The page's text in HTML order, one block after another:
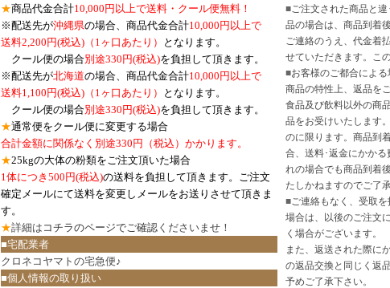
★商品代金合計10,000円以上で送料・クール便無料！
※配送先が沖縄県の場合、商品代金合計10,000円以上で
送料2,200円(税込)（1ヶ口あたり）
となります。
クール便の場合別途330円(税込)を負担して頂きます。
※配送先が北海道の場合、商品代金合計10,000円以上で
送料1,100円(税込) （1ヶ口あたり）
となります。
クール便の場合別途330円(税込)を負担して頂きます。
★通常便をクール便に変更する場合
合計金額に関係なく別途330円（税込）かかります。
★25kgの大体の粉類をご注文頂いた場合
1体につき500円(税込)の送料を負担して頂きます。ご注文
確定メールにて送料を変更しメールをお送りさせて頂きま
す。
★詳細は コチラのページでご確認 くださいませ！
■宅配業者
クロネコヤマトの宅急便♪
■個人情報の取り扱い
■ご注文された商品と
品の場合は、商品到着
ご連絡のうえ、代金着
せていただきます。こ
■お客様のご都合による
商品の特性上、返品を
食品及び飲料以外の商
品をお受けいたします
のに限ります。商品到
合、送料･返金にかか
れの場合でも商品到着
たしかねますのでご了
■ご連絡もなく、受取
場合は、以後のご注文
く場合がございます。
また、返送された際に
の返品交換と同じく返
予めご了承下さい。